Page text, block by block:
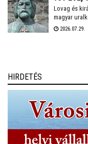
LÁSZLÓ
Lovag és
magyar
menedéket
2026.07.29.
HIRDETÉS